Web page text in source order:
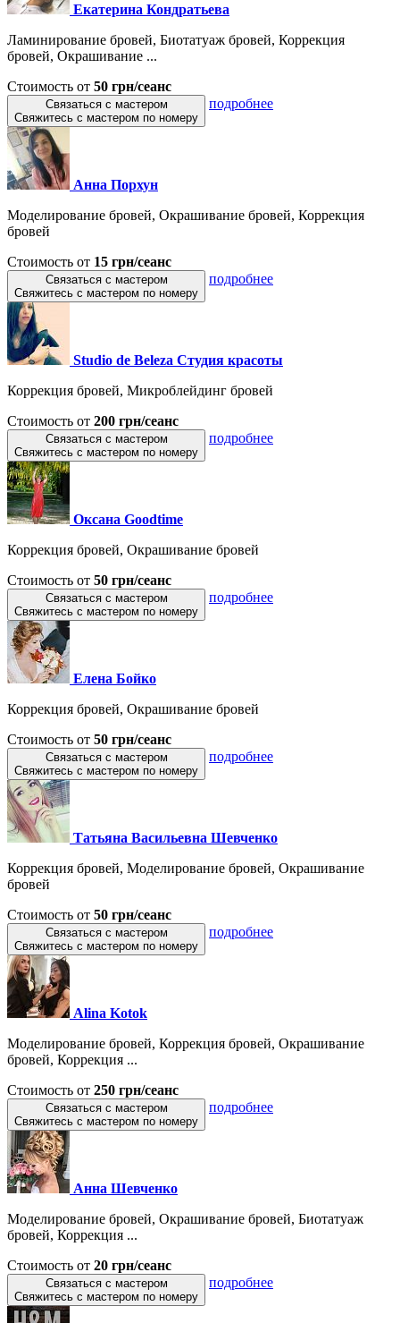
Екатерина Кондратьева
Ламинирование бровей, Биотатуаж бровей, Коррекция
бровей, Окрашивание ...
Стоимость от 50 грн/сеанс
Связаться с мастером
Свяжитесь с мастером по номеру
подробнее
Анна Порхун
Моделирование бровей, Окрашивание бровей, Коррекция
бровей
Стоимость от 15 грн/сеанс
Связаться с мастером
Свяжитесь с мастером по номеру
подробнее
Studio de Beleza Студия красоты
Коррекция бровей, Микроблейдинг бровей
Стоимость от 200 грн/сеанс
Связаться с мастером
Свяжитесь с мастером по номеру
подробнее
Оксана Goodtime
Коррекция бровей, Окрашивание бровей
Стоимость от 50 грн/сеанс
Связаться с мастером
Свяжитесь с мастером по номеру
подробнее
Елена Бойко
Коррекция бровей, Окрашивание бровей
Стоимость от 50 грн/сеанс
Связаться с мастером
Свяжитесь с мастером по номеру
подробнее
Татьяна Васильевна Шевченко
Коррекция бровей, Моделирование бровей, Окрашивание
бровей
Стоимость от 50 грн/сеанс
Связаться с мастером
Свяжитесь с мастером по номеру
подробнее
Alina Kotok
Моделирование бровей, Коррекция бровей, Окрашивание
бровей, Коррекция ...
Стоимость от 250 грн/сеанс
Связаться с мастером
Свяжитесь с мастером по номеру
подробнее
Анна Шевченко
Моделирование бровей, Окрашивание бровей, Биотатуаж
бровей, Коррекция ...
Стоимость от 20 грн/сеанс
Связаться с мастером
Свяжитесь с мастером по номеру
подробнее